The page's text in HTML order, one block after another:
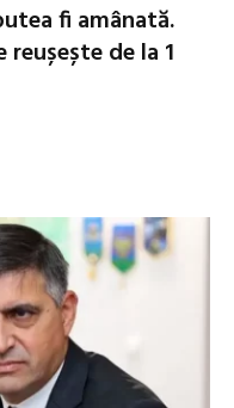
fi amânată.
reușește de la 1